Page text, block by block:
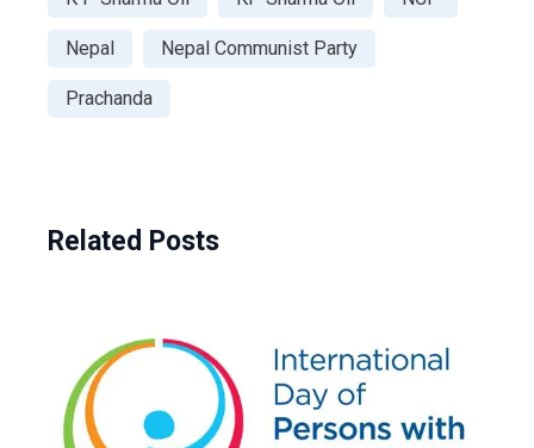
Nepal Nepal Communist Party
Prachanda
Related Posts